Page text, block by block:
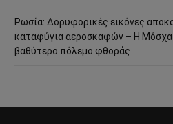
Ρωσία: Δορυφορικές εικόνες
καταφύγια αεροσκαφών – Η Μόσχα
βαθύτερο πόλεμο φθοράς